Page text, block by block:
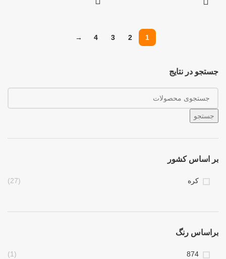
جستجو در نتایج
جستجو
بر اساس کشور
کره (27)
براساس رنگ
874
(1)
1
2
3
4
→